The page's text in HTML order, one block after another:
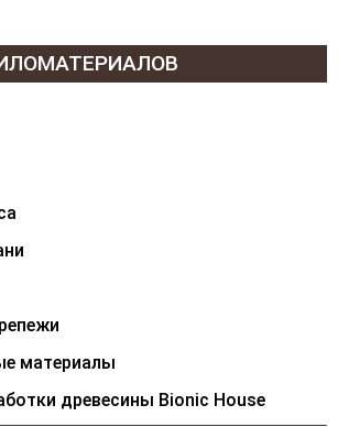
материалы
древесины Bionic House